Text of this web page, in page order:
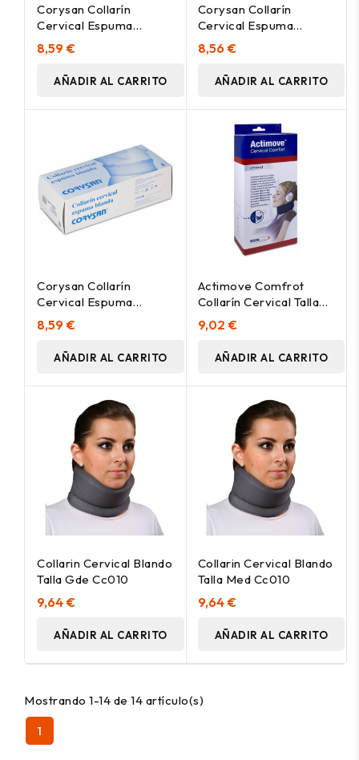
Corysan Collarín
Cervical Espuma
Blanda Talla 2, 1 Ud
8,59 €
AÑADIR AL CARRITO
Corysan Collarín
Cervical Espuma
Blanda, 1 Ud
8,56 €
AÑADIR AL CARRITO
Corysan Collarín
Cervical Espuma
Blanda Talla 1, 1 Ud
8,59 €
AÑADIR AL CARRITO
Actimove Comfrot
Collarín Cervical Talla
M, 1 Ud
9,02 €
AÑADIR AL CARRITO
Collarin Cervical Blando
Talla Gde Cc010
9,64 €
AÑADIR AL CARRITO
Collarin Cervical Blando
Talla Med Cc010
9,64 €
AÑADIR AL CARRITO
Mostrando 1-14 de 14 artículo(s)
1